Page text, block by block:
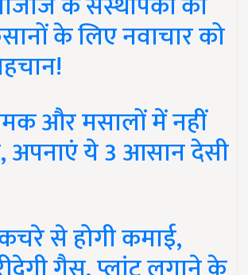
के लिए नवाचार को
और मसालों में नहीं
अपनाएं ये 3 आसान देसी
से होगी कमाई,